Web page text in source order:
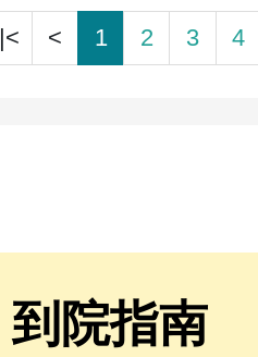
|< < 1 2 3 4
到院指南